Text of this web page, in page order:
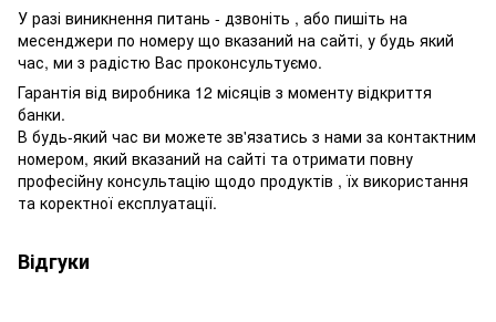
У разі виникнення питань - дзвоніть , або пишіть на
месенджери по номеру що вказаний на сайті, у будь який
час, ми з радістю Вас проконсультуємо.
Гарантія від виробника 12 місяців з моменту відкриття
банки.
В будь-який час ви можете зв'язатись з нами за контактним
номером, який вказаний на сайті та отримати повну
професійну консультацію щодо продуктів , їх використання
та коректної експлуатації.
Відгуки